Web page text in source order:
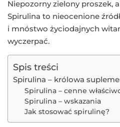
Niepozorny zielony proszek,
Spirulina to nieocenione
i mnóstwo życiodajnych
wyczerpać.
Spis treści
Spirulina – królowa
Spirulina – cenne
Spirulina – wskazania
Jak stosować spirulinę?